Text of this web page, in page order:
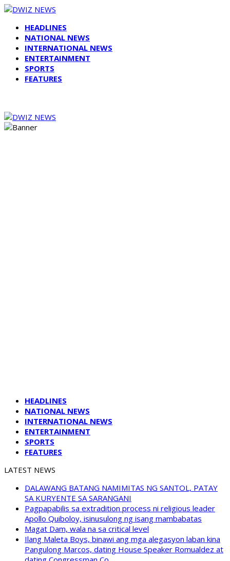
HEADLINES
NATIONAL NEWS
INTERNATIONAL NEWS
ENTERTAINMENT
SPORTS
FEATURES
HEADLINES
NATIONAL NEWS
INTERNATIONAL NEWS
ENTERTAINMENT
SPORTS
FEATURES
LATEST NEWS
DALAWANG BATANG NAMIMITAS NG SANTOL, PATAY
SA KURYENTE SA SARANGANI
Pagpapabilis sa extradition process ni religious leader
Apollo Quiboloy, isinusulong ng isang mambabatas
Magat Dam, wala na sa critical level
Ilang Maleta Boys, binawi ang mga alegasyon laban kina
Pangulong Marcos, dating House Speaker Romualdez at